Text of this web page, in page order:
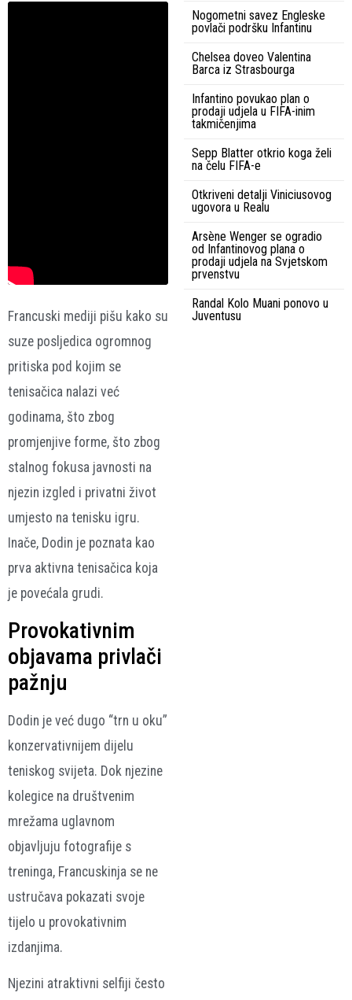
Francuski mediji pišu kako su
suze posljedica ogromnog
pritiska pod kojim se
tenisačica nalazi već
godinama, što zbog
promjenjive forme, što zbog
stalnog fokusa javnosti na
njezin izgled i privatni život
umjesto na tenisku igru.
Inače, Dodin je poznata kao
prva aktivna tenisačica koja
je povećala grudi.
Provokativnim
objavama privlači
pažnju
Dodin je već dugo “trn u oku”
konzervativnijem dijelu
teniskog svijeta. Dok njezine
kolegice na društvenim
mrežama uglavnom
objavljuju fotografije s
treninga, Francuskinja se ne
ustručava pokazati svoje
tijelo u provokativnim
izdanjima.
Njezini atraktivni selfiji često
Nogometni savez Engleske
povlači podršku Infantinu
Chelsea doveo Valentina
Barca iz Strasbourga
Infantino povukao plan o
prodaji udjela u FIFA-inim
takmičenjima
Sepp Blatter otkrio koga želi
na čelu FIFA-e
Otkriveni detalji Viniciusovog
ugovora u Realu
Arsène Wenger se ogradio
od Infantinovog plana o
prodaji udjela na Svjetskom
prvenstvu
Randal Kolo Muani ponovo u
Juventusu